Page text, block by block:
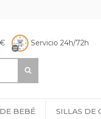
Servicio 24h/72h
BEBÉ SILLAS DE